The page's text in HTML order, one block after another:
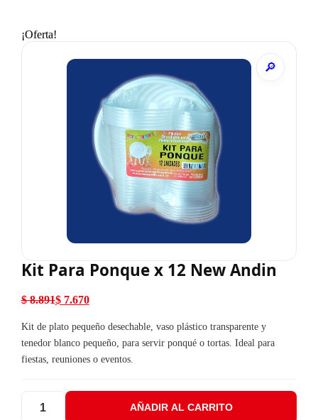
¡Oferta!
Kit Para Ponque x 12 New Andin
$8.891
El precio original era: $ 8.891.
$7.670
El precio actual es: $ 7.670.
Kit de plato pequeño desechable, vaso plástico transparente y
tenedor blanco pequeño, para servir ponqué o tortas. Ideal para
fiestas, reuniones o eventos.
Kit Para Ponque x 12 New Andin cantidad
AÑADIR AL CARRITO